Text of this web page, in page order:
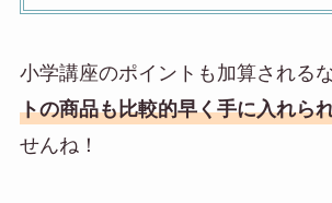
小学講座のポイントも加算されるな
トの商品も比較的早く手に入れら
せんね！